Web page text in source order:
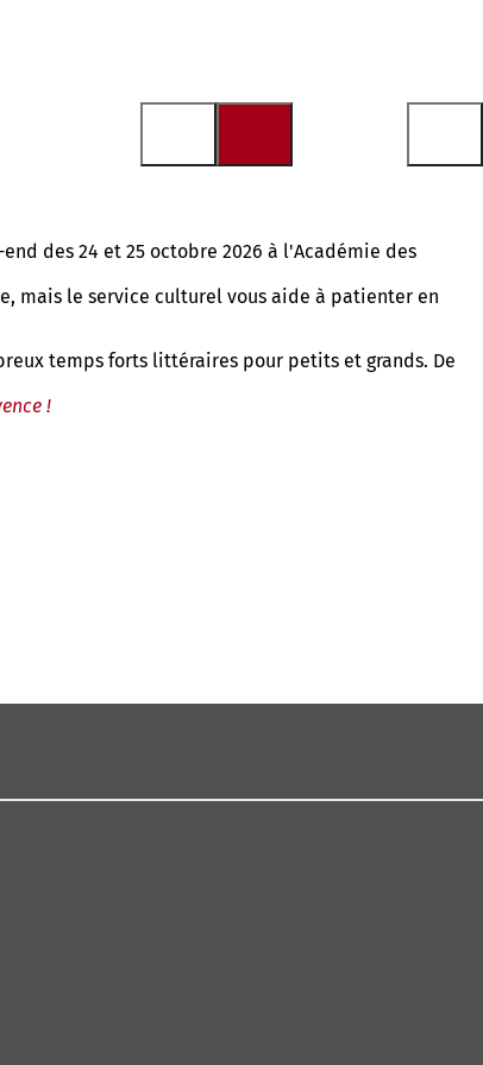
des 24 et 25 octobre 2026 à l'Académie des
mais le service culturel vous aide à patienter en
temps forts littéraires pour petits et grands. De
!